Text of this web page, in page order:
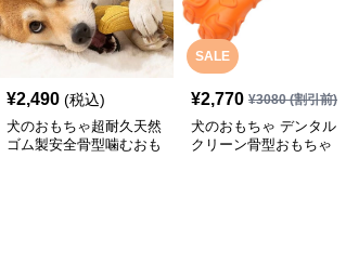
¥2,490 (税込)
犬のおもちゃ超耐久天然
ゴム製安全骨型噛むおも
SALE
¥2,770 ¥3080(割引前)
犬のおもちゃ デンタル
クリーン骨型おもちゃ